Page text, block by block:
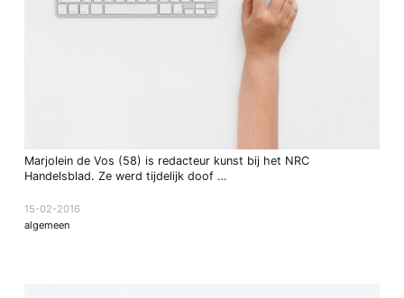
Marjolein de Vos (58) is redacteur kunst bij het NRC
Handelsblad. Ze werd tijdelijk doof …
15-02-2016
algemeen